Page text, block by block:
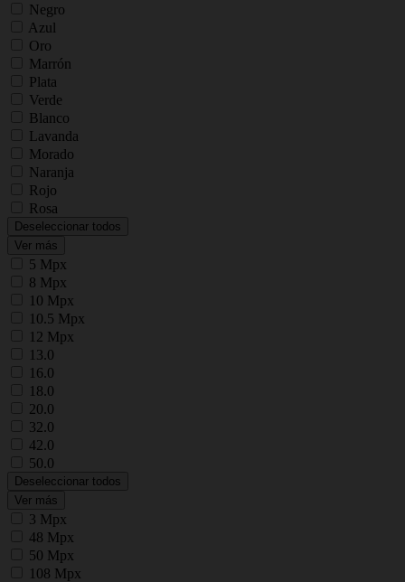
Negro
Azul
Oro
Marrón
Plata
Verde
Blanco
Lavanda
Morado
Naranja
Rojo
Rosa
Deseleccionar todos
Ver más
5 Mpx
8 Mpx
10 Mpx
10.5 Mpx
12 Mpx
13.0
16.0
18.0
20.0
32.0
42.0
50.0
Deseleccionar todos
Ver más
3 Mpx
48 Mpx
50 Mpx
108 Mpx